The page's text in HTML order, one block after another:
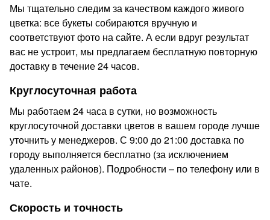
Мы тщательно следим за качеством каждого живого
цветка: все букеты собираются вручную и
соответствуют фото на сайте. А если вдруг результат
вас не устроит, мы предлагаем бесплатную повторную
доставку в течение 24 часов.
Круглосуточная работа
Мы работаем 24 часа в сутки, но возможность
круглосуточной доставки цветов в вашем городе лучше
уточнить у менеджеров. С 9:00 до 21:00 доставка по
городу выполняется бесплатно (за исключением
удаленных районов). Подробности – по телефону или в
чате.
Скорость и точность